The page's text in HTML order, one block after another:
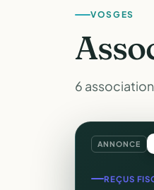
VOSGES
6
ANNONCE
REÇUS